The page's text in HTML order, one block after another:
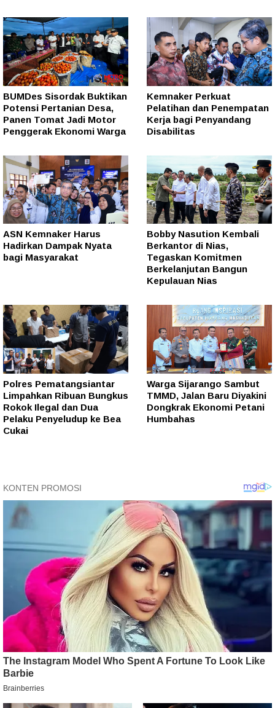
BUMDes Sisordak Buktikan
Potensi Pertanian Desa,
Panen Tomat Jadi Motor
Penggerak Ekonomi Warga
Kemnaker Perkuat
Pelatihan dan Penempatan
Kerja bagi Penyandang
Disabilitas
ASN Kemnaker Harus
Hadirkan Dampak Nyata
bagi Masyarakat
Bobby Nasution Kembali
Berkantor di Nias,
Tegaskan Komitmen
Berkelanjutan Bangun
Kepulauan Nias
Polres Pematangsiantar
Limpahkan Ribuan Bungkus
Rokok Ilegal dan Dua
Pelaku Penyeludup ke Bea
Cukai
Warga Sijarango Sambut
TMMD, Jalan Baru Diyakini
Dongkrak Ekonomi Petani
Humbahas